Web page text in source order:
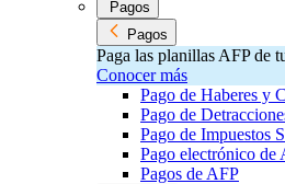
Pagos
Pagos
Paga las planillas AFP de
Conocer más
Pago de Haberes y
Pago de
Pago de Impuestos
Pago electrónico de
Pagos de AFP